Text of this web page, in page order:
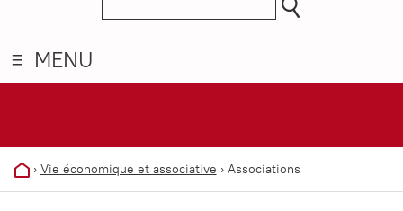
MENU
› Vie économique et associative › Associations